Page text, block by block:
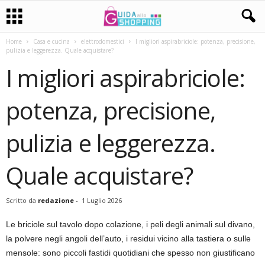
Home Casa e cucina elettrodomestici
I migliori aspirabriciole: potenza, precisione,
pulizia e leggerezza. Quale acquistare?
I migliori aspirabriciole:
potenza, precisione,
pulizia e leggerezza.
Quale acquistare?
Scritto da redazione - 1 Luglio 2026
Le briciole sul tavolo dopo colazione, i peli degli animali sul divano,
la polvere negli angoli dell’auto, i residui vicino alla tastiera o sulle
mensole: sono piccoli fastidi quotidiani che spesso non giustificano